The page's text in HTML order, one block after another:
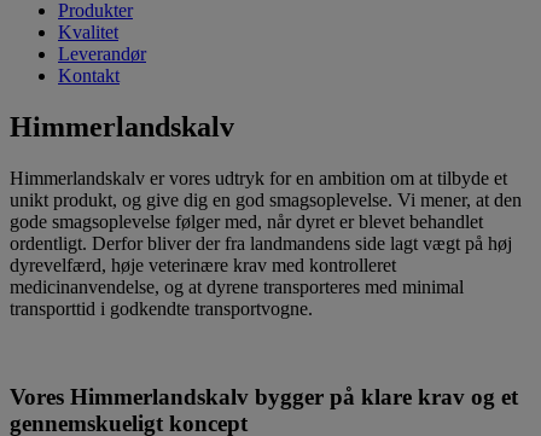
Produkter
Kvalitet
Leverandør
Kontakt
Himmerlandskalv
Himmerlandskalv er vores udtryk for en ambition om at tilbyde et
unikt produkt, og give dig en god smagsoplevelse. Vi mener, at den
gode smagsoplevelse følger med, når dyret er blevet behandlet
ordentligt. Derfor bliver der fra landmandens side lagt vægt på høj
dyrevelfærd, høje veterinære krav med kontrolleret
medicinanvendelse, og at dyrene transporteres med minimal
transporttid i godkendte transportvogne.
Vores Himmerlandskalv bygger på klare krav og et
gennemskueligt koncept